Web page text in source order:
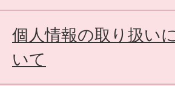
個人情報の取り扱い
いて